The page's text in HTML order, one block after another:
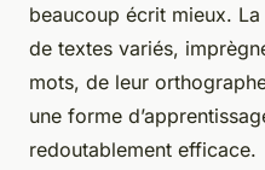
beaucoup écrit mieux.
de textes variés,
mots, de leur
une forme
redoutablement efficace.